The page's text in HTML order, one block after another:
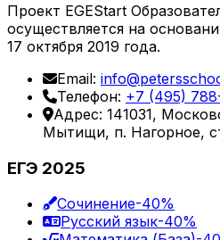
Проект EGEStart
осуществляется на
17 октября 2019 года.
Email:
Телефон: +7 (495)
Адрес: 141031,
Мытищи, п. Нагорное,
ЕГЭ 2025
Сочинение-40%
Русский язык-40%